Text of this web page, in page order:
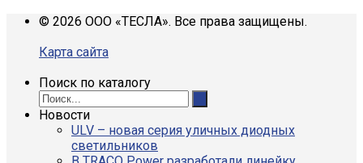
© 2026 ООО «ТЕСЛА». Все права защищены.
Карта сайта
Поиск по каталогу
Новости
ULV – новая серия уличных диодных
светильников